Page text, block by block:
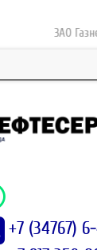
ЗАО
+7 (34767)